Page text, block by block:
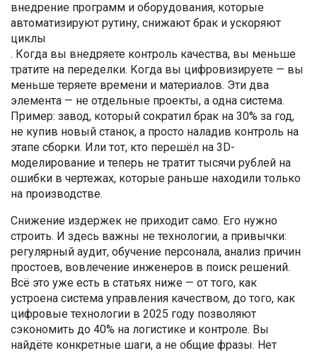
внедрение программ и оборудования, которые
автоматизируют рутину, снижают брак и ускоряют
циклы
. Когда вы внедряете контроль качества, вы меньше
тратите на переделки. Когда вы цифровизируете — вы
меньше теряете времени и материалов. Эти два
элемента — не отдельные проекты, а одна система.
Пример: завод, который сократил брак на 30% за год,
не купив новый станок, а просто наладив контроль на
этапе сборки. Или тот, кто перешёл на 3D-
моделирование и теперь не тратит тысячи рублей на
ошибки в чертежах, которые раньше находили только
на производстве.
Снижение издержек не приходит само. Его нужно
строить. И здесь важны не технологии, а привычки:
регулярный аудит, обучение персонала, анализ причин
простоев, вовлечение инженеров в поиск решений.
Всё это уже есть в статьях ниже — от того, как
устроена система управления качеством, до того, как
цифровые технологии в 2025 году позволяют
сэкономить до 40% на логистике и контроле. Вы
найдёте конкретные шаги, а не общие фразы. Нет